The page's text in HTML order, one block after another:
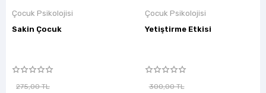
Çocuk Psikolojisi
Sakin Çocuk
275,00 TL
Çocuk Psikolojisi
Yetiştirme Etkisi
300,00 TL